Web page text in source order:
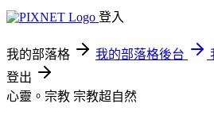
登入
我的部落格 我的部落格後台
登出
心靈。宗教 宗教超自然